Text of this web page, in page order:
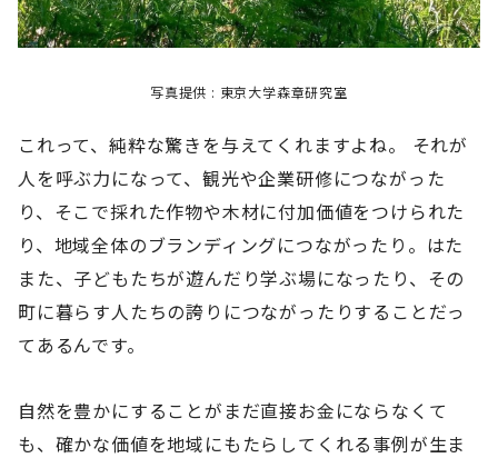
写真提供 : 東京大学森章研究室
これって、純粋な驚きを与えてくれますよね。 それが
人を呼ぶ力になって、観光や企業研修につながった
り、そこで採れた作物や木材に付加価値をつけられた
り、地域全体のブランディングにつながったり。はた
また、子どもたちが遊んだり学ぶ場になったり、その
町に暮らす人たちの誇りにつながったりすることだっ
てあるんです。
自然を豊かにすることがまだ直接お金にならなくて
も、確かな価値を地域にもたらしてくれる事例が生ま